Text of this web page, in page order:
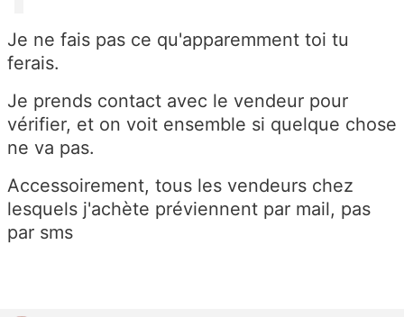
Je ne fais pas ce qu'apparemment toi tu
ferais.
Je prends contact avec le vendeur pour
vérifier, et on voit ensemble si quelque chose
ne va pas.
Accessoirement, tous les vendeurs chez
lesquels j'achète préviennent par mail, pas
par sms